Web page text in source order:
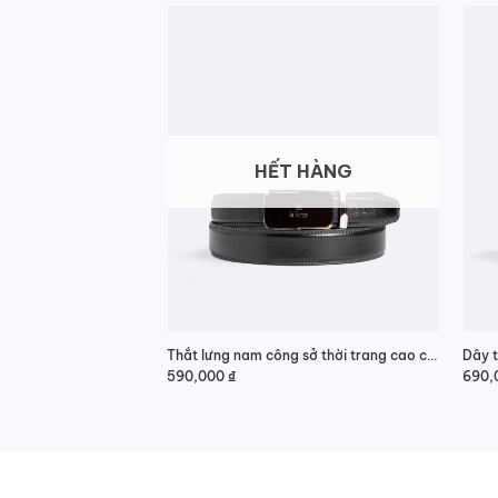
HẾT HÀNG
Thắt lưng nam công sở thời trang cao cấp
590,000 ₫
Dây